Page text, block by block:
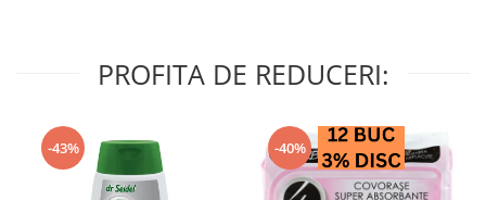
PROFITA DE REDUCERI:
-43% -40%